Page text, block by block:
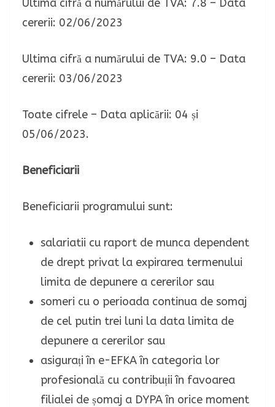
Ultima cifră a numărului de TVA: 7.8 – Data
cererii: 02/06/2023
Ultima cifră a numărului de TVA: 9.0 – Data
cererii: 03/06/2023
Toate cifrele – Data aplicării: 04 și
05/06/2023.
Beneficiarii
Beneficiarii programului sunt:
salariatii cu raport de munca dependent
de drept privat la expirarea termenului
limita de depunere a cererilor sau
someri cu o perioada continua de somaj
de cel putin trei luni la data limita de
depunere a cererilor sau
asigurați în e-EFKA în categoria lor
profesională cu contribuții în favoarea
filialei de șomaj a DYPA în orice moment